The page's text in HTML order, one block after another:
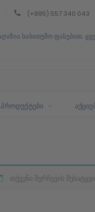
(+995) 557 340 043
საბითუმო ფასებით.
ᲞᲠᲝᲓᲣᲥᲢᲔᲑᲘ
თქვენი შერჩევის